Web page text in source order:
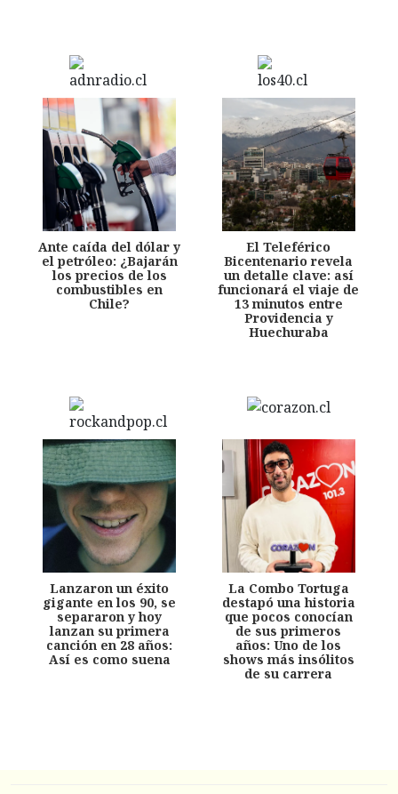
Ante caída del dólar y
el petróleo: ¿Bajarán
los precios de los
combustibles en
Chile?
El Teleférico
Bicentenario revela
un detalle clave: así
funcionará el viaje de
13 minutos entre
Providencia y
Huechuraba
Lanzaron un éxito
gigante en los 90, se
separaron y hoy
lanzan su primera
canción en 28 años:
Así es como suena
La Combo Tortuga
destapó una historia
que pocos conocían
de sus primeros
años: Uno de los
shows más insólitos
de su carrera